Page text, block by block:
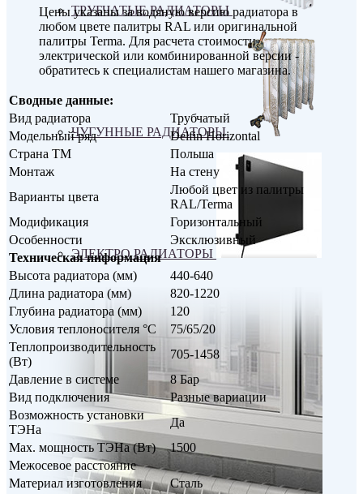
ТРУБЧАТЫЕ РАДИАТОРЫ
ЧУГУННЫЕ РАДИАТОРЫ
ЭЛЕКТРО РАДИАТОРЫ
Цены указаны за водяную версию радиатора в
любом цвете палитры RAL или оригинальной
палитры Terma. Для расчета стоимости
электрической или комбинированной версии -
обратитесь к специалистам нашего магазина.
Сводные данные:
Вид радиатора
Трубчатый
Модельный ряд
Delfin Horizontal
Страна ТМ
Польша
Монтаж
На стену
Варианты цвета
Любой цвет из палитры
RAL/Terma
Модификация
Горизонтальный
Особенности
Эксклюзивный
Техническая информация
Высота радиатора (мм)
440-640
Длина радиатора (мм)
820-1220
Глубина радиатора (мм)
120
Условия теплоносителя °С
75/65/20
Теплопроизводительность
(Вт)
705-1458
Давление в системе
8 Бар
Вид подключения
Разные вариации
Возможность установки
ТЭНа
Да
Max. мощность ТЭНа (Вт)
1500
Межосевое расстояние
Материал изготовления
Сталь